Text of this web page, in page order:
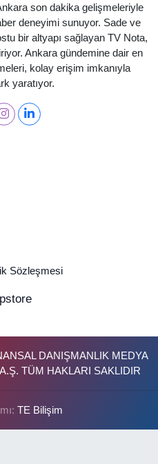
son dakika gelişmeleriyle
deneyimi sunuyor. Sade ve
bir altyapı sağlayan TV Nota,
Ankara gündemine dair en
kolay erişim imkanıyla
yaratıyor.
Sözleşmesi
DANIŞMANLIK MEDYA
TÜM HAKLARI SAKLIDIR
TE Bilişim